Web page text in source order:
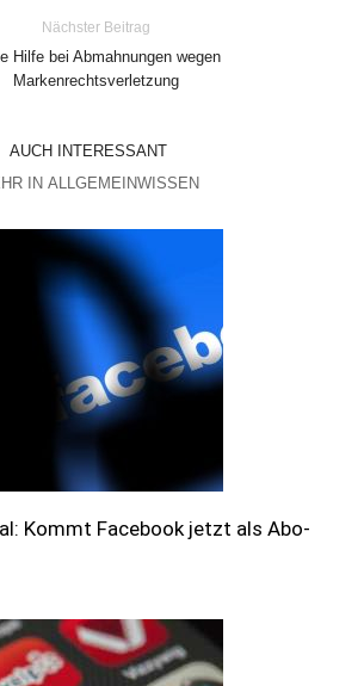
Nächster Beitrag
Hilfe bei Abmahnungen wegen
Markenrechtsverletzung
AUCH INTERESSANT
IN ALLGEMEINWISSEN
Kommt Facebook jetzt als Abo-